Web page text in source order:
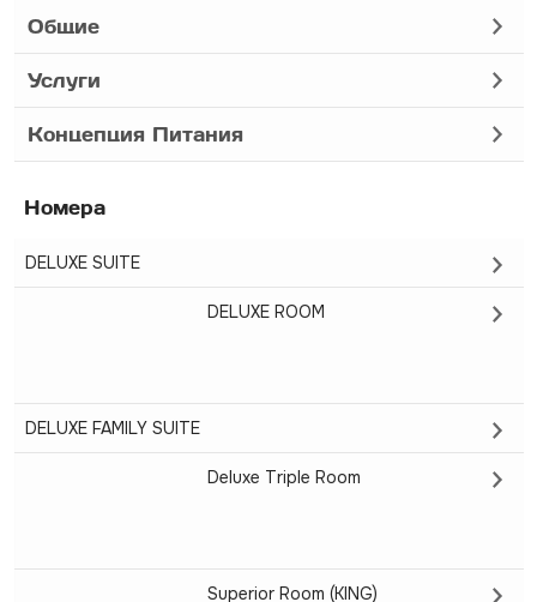
Общие
Услуги
Концепция Питания
Номера
DELUXE SUITE
DELUXE ROOM
DELUXE FAMILY SUITE
Deluxe Triple Room
Superior Room (KING)